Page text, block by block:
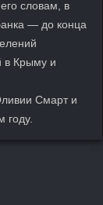
словам, в
— до конца
в Крыму и
Смарт и
году.